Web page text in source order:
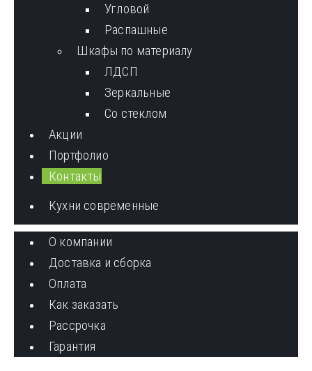
Угловой
Распашные
Шкафы по материалу
ЛДСП
Зеркальные
Со стеклом
Акции
Портфолио
Контакты
Кухни современные
О компании
Доставка и сборка
Оплата
Как заказать
Рассрочка
Гарантия